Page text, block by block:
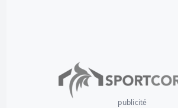
publicité